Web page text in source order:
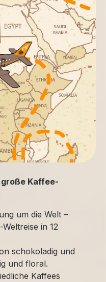
Kaffee-
um die Welt –
in 12
schokoladig und
und floral.
Kaffees